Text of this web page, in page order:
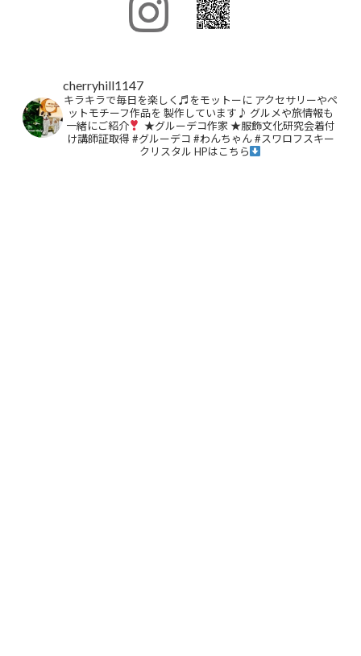
cherryhill1147
キラキラで毎日を楽しく♬をモットーに アクセサリーやペ
ットモチーフ作品を 製作しています♪ グルメや旅情報も
一緒にご紹介
★グルーデコ作家 ★服飾文化研究会着付
け講師証取得 #グルーデコ #わんちゃん#スワロフスキー
クリスタル HPはこちら